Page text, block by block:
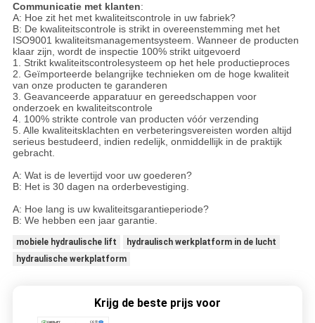
Communicatie met klanten:
A: Hoe zit het met kwaliteitscontrole in uw fabriek?
B: De kwaliteitscontrole is strikt in overeenstemming met het
ISO9001 kwaliteitsmanagementsysteem. Wanneer de producten
klaar zijn, wordt de inspectie 100% strikt uitgevoerd
1. Strikt kwaliteitscontrolesysteem op het hele productieproces
2. Geïmporteerde belangrijke technieken om de hoge kwaliteit
van onze producten te garanderen
3. Geavanceerde apparatuur en gereedschappen voor
onderzoek en kwaliteitscontrole
4. 100% strikte controle van producten vóór verzending
5. Alle kwaliteitsklachten en verbeteringsvereisten worden altijd
serieus bestudeerd, indien redelijk, onmiddellijk in de praktijk
gebracht.
A: Wat is de levertijd voor uw goederen?
B: Het is 30 dagen na orderbevestiging.
A: Hoe lang is uw kwaliteitsgarantieperiode?
B: We hebben een jaar garantie.
mobiele hydraulische lift
hydraulisch werkplatform in de lucht
hydraulische werkplatform
Krijg de beste prijs voor